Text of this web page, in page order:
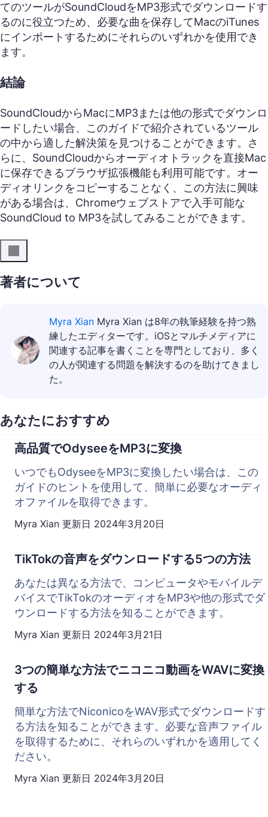
てのツールがSoundCloudをMP3形式でダウンロードす
るのに役立つため、必要な曲を保存してMacのiTunes
にインポートするためにそれらのいずれかを使用でき
ます。
結論
SoundCloudからMacにMP3または他の形式でダウンロ
ードしたい場合、このガイドで紹介されているツール
の中から適した解決策を見つけることができます。さ
らに、SoundCloudからオーディオトラックを直接Mac
に保存できるブラウザ拡張機能も利用可能です。オー
ディオリンクをコピーすることなく、この方法に興味
がある場合は、Chromeウェブストアで入手可能な
SoundCloud to MP3を試してみることができます。
著者について
Myra Xian Myra Xian は8年の執筆経験を持つ熟
練したエディターです。iOSとマルチメディアに
関連する記事を書くことを専門としており、多く
の人が関連する問題を解決するのを助けてきまし
た。
あなたにおすすめ
高品質でOdyseeをMP3に変換
いつでもOdyseeをMP3に変換したい場合は、この
ガイドのヒントを使用して、簡単に必要なオーディ
オファイルを取得できます。
Myra Xian 更新日 2024年3月20日
TikTokの音声をダウンロードする5つの方法
あなたは異なる方法で、コンピュータやモバイルデ
バイスでTikTokのオーディオをMP3や他の形式でダ
ウンロードする方法を知ることができます。
Myra Xian 更新日 2024年3月21日
3つの簡単な方法でニコニコ動画をWAVに変換
する
簡単な方法でNiconicoをWAV形式でダウンロードす
る方法を知ることができます。必要な音声ファイル
を取得するために、それらのいずれかを適用してく
ださい。
Myra Xian 更新日 2024年3月20日